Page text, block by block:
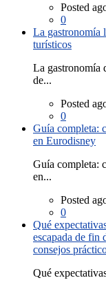
Posted
0
La gastronomía
turísticos
La gastronomía
de...
Posted
0
Guía completa:
en Eurodisney
Guía completa:
en...
Posted
0
Qué
escapada de fin
consejos
Qué